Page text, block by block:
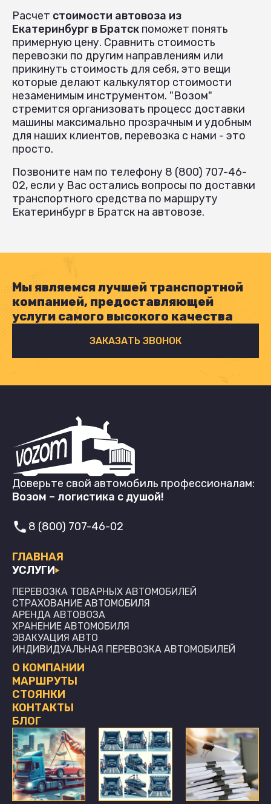
Расчет стоимости автовоза из
Екатеринбург в Братск поможет понять
примерную цену. Сравнить стоимость
перевозки по другим направлениям или
прикинуть стоимость для себя, это вещи
которые делают калькулятор стоимости
незаменимым инструментом. "Возом"
стремится организовать процесс доставки
машины максимально прозрачным и удобным
для наших клиентов, перевозка с нами - это
просто.
Позвоните нам по телефону 8 (800) 707-46-
02, если у Вас остались вопросы по доставки
транспортного средства по маршруту
Екатеринбург в Братск на автовозе.
Мы являемся лучшей транспортной
компанией, предоставляющей
услуги самого высокого качества
ЗАКАЗАТЬ ЗВОНОК
Доверьте свой автомобиль профессионалам:
Возом – логистика с душой!
ГЛАВНАЯ
УСЛУГИ
ПЕРЕВОЗКА ТОВАРНЫХ АВТОМОБИЛЕЙ
СТРАХОВАНИЕ АВТОМОБИЛЯ
АРЕНДА АВТОВОЗА
ХРАНЕНИЕ АВТОМОБИЛЯ
ЭВАКУАЦИЯ АВТО
ИНДИВИДУАЛЬНАЯ ПЕРЕВОЗКА АВТОМОБИЛЕЙ
О КОМПАНИИ
МАРШРУТЫ
СТОЯНКИ
КОНТАКТЫ
БЛОГ
8 (800) 707-46-02